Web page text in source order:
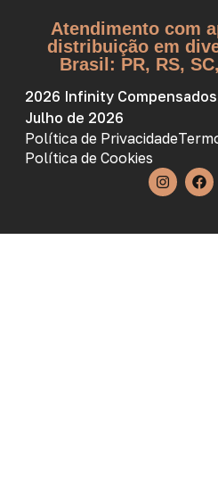
Atendimento com
distribuição em
Brasil: PR, RS,
2026 Infinity
Julho de 2026
Política de Privacidade
Política de Cookies